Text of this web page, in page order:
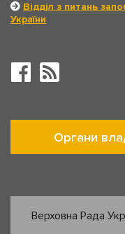
Відділ з питань
України
Органи
Верховна Рада